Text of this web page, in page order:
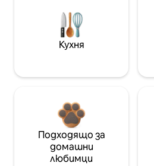
Кухня
Подходящо за
домашни
любимци